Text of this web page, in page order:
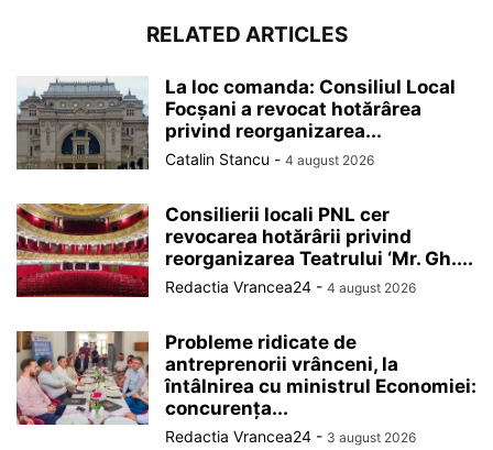
RELATED ARTICLES
La loc comanda: Consiliul Local
Focșani a revocat hotărârea
privind reorganizarea...
Catalin Stancu - 4 august 2026
Consilierii locali PNL cer
revocarea hotărârii privind
reorganizarea Teatrului ‘Mr. Gh....
Redactia Vrancea24 - 4 august 2026
Probleme ridicate de
antreprenorii vrânceni, la
întâlnirea cu ministrul Economiei:
concurența...
Redactia Vrancea24 - 3 august 2026